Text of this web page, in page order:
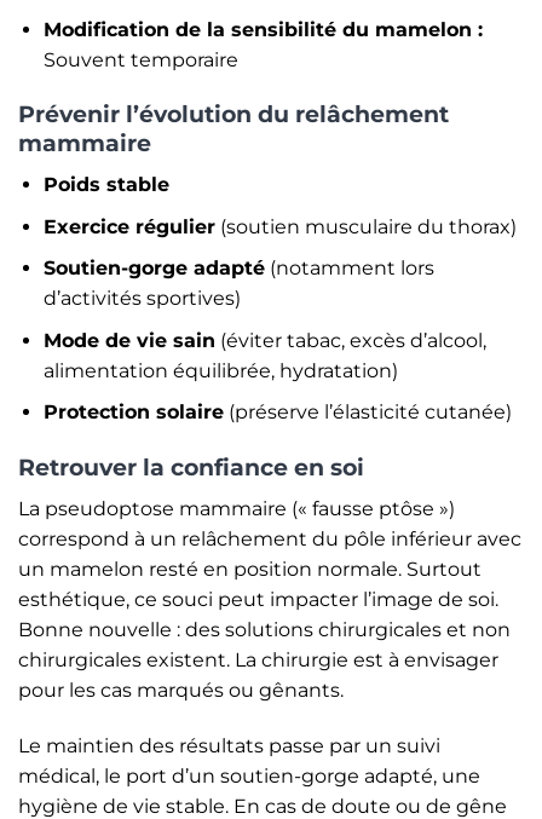
Modification de la sensibilité du mamelon :
Souvent temporaire
Prévenir l’évolution du relâchement
mammaire
Poids stable
Exercice régulier(soutien musculaire du thorax)
Soutien-gorge adapté(notamment lors
d’activités sportives)
Mode de vie sain (éviter tabac, excès d’alcool,
alimentation équilibrée, hydratation)
Protection solaire(préserve l’élasticité cutanée)
Retrouver la confiance en soi
La pseudoptose mammaire (« fausse ptôse »)
correspond à un relâchement du pôle inférieur avec
un mamelon resté en position normale. Surtout
esthétique, ce souci peut impacter l’image de soi.
Bonne nouvelle : des solutions chirurgicales et non
chirurgicales existent. La chirurgie est à envisager
pour les cas marqués ou gênants.
Le maintien des résultats passe par un suivi
médical, le port d’un soutien-gorge adapté, une
hygiène de vie stable. En cas de doute ou de gêne